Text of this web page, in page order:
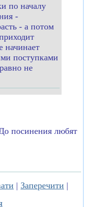
по началу
-
- а потом
начинает
поступками
не
До посинения любят
| Заперечити |